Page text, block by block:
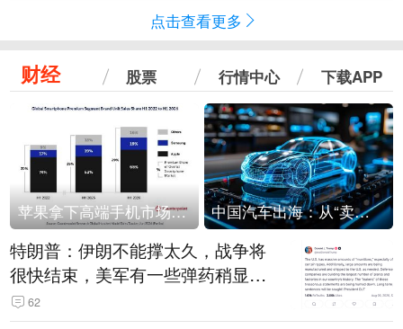
点击查看更多
财经 股票 行情中心 下载APP
苹果拿下高端手机市场65%的份额：iPhone 17系列功不可没 中国汽车出海：从“卖出去”到“走进去”
特朗普：伊朗不能撑太久，战争将
很快结束，美军有一些弹药稍显紧
张！伊朗公布拟议的海峡管理文本
62